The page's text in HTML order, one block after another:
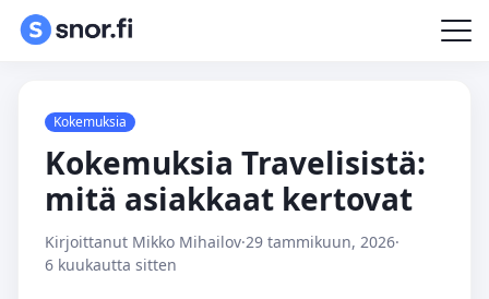
Kokemuksia
Kokemuksia Travelisistä:
mitä asiakkaat kertovat
Kirjoittanut Mikko Mihailov·29 tammikuun, 2026·
6 kuukautta sitten